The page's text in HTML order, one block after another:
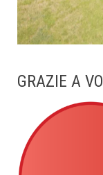
GRAZIE A